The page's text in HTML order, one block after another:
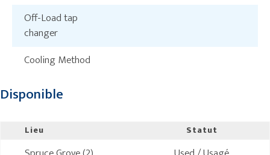
Off-Load tap
changer
Cooling Method
Disponible
Lieu Statut